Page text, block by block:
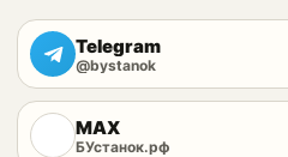
Telegram
@bystanok
MAX
БУстанок.рф